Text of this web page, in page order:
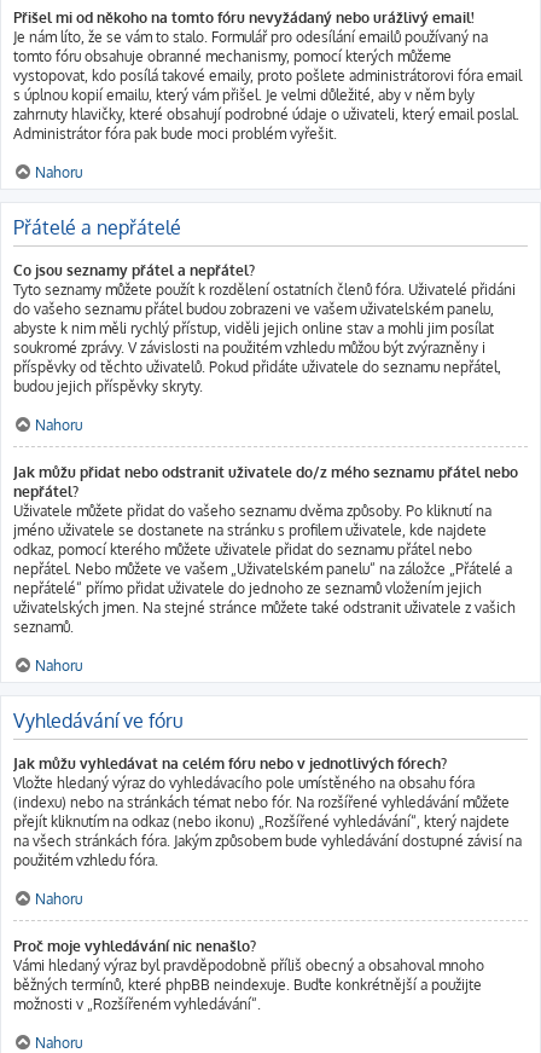
Přišel mi od někoho na tomto fóru nevyžádaný nebo urážlivý email!
Je nám líto, že se vám to stalo. Formulář pro odesílání emailů používaný na
tomto fóru obsahuje obranné mechanismy, pomocí kterých můžeme
vystopovat, kdo posílá takové emaily, proto pošlete administrátorovi fóra email
s úplnou kopií emailu, který vám přišel. Je velmi důležité, aby v něm byly
zahrnuty hlavičky, které obsahují podrobné údaje o uživateli, který email poslal.
Administrátor fóra pak bude moci problém vyřešit.
Nahoru
Přátelé a nepřátelé
Co jsou seznamy přátel a nepřátel?
Tyto seznamy můžete použít k rozdělení ostatních členů fóra. Uživatelé přidáni
do vašeho seznamu přátel budou zobrazeni ve vašem uživatelském panelu,
abyste k nim měli rychlý přístup, viděli jejich online stav a mohli jim posílat
soukromé zprávy. V závislosti na použitém vzhledu můžou být zvýrazněny i
příspěvky od těchto uživatelů. Pokud přidáte uživatele do seznamu nepřátel,
budou jejich příspěvky skryty.
Nahoru
Jak můžu přidat nebo odstranit uživatele do/z mého seznamu přátel nebo
nepřátel?
Uživatele můžete přidat do vašeho seznamu dvěma způsoby. Po kliknutí na
jméno uživatele se dostanete na stránku s profilem uživatele, kde najdete
odkaz, pomocí kterého můžete uživatele přidat do seznamu přátel nebo
nepřátel. Nebo můžete ve vašem „Uživatelském panelu“ na záložce „Přátelé a
nepřátelé“ přímo přidat uživatele do jednoho ze seznamů vložením jejich
uživatelských jmen. Na stejné stránce můžete také odstranit uživatele z vašich
seznamů.
Nahoru
Vyhledávání ve fóru
Jak můžu vyhledávat na celém fóru nebo v jednotlivých fórech?
Vložte hledaný výraz do vyhledávacího pole umístěného na obsahu fóra
(indexu) nebo na stránkách témat nebo fór. Na rozšířené vyhledávání můžete
přejít kliknutím na odkaz (nebo ikonu) „Rozšířené vyhledávání“, který najdete
na všech stránkách fóra. Jakým způsobem bude vyhledávání dostupné závisí na
použitém vzhledu fóra.
Nahoru
Proč moje vyhledávání nic nenašlo?
Vámi hledaný výraz byl pravděpodobně příliš obecný a obsahoval mnoho
běžných termínů, které phpBB neindexuje. Buďte konkrétnější a použijte
možnosti v „Rozšířeném vyhledávání“.
Nahoru